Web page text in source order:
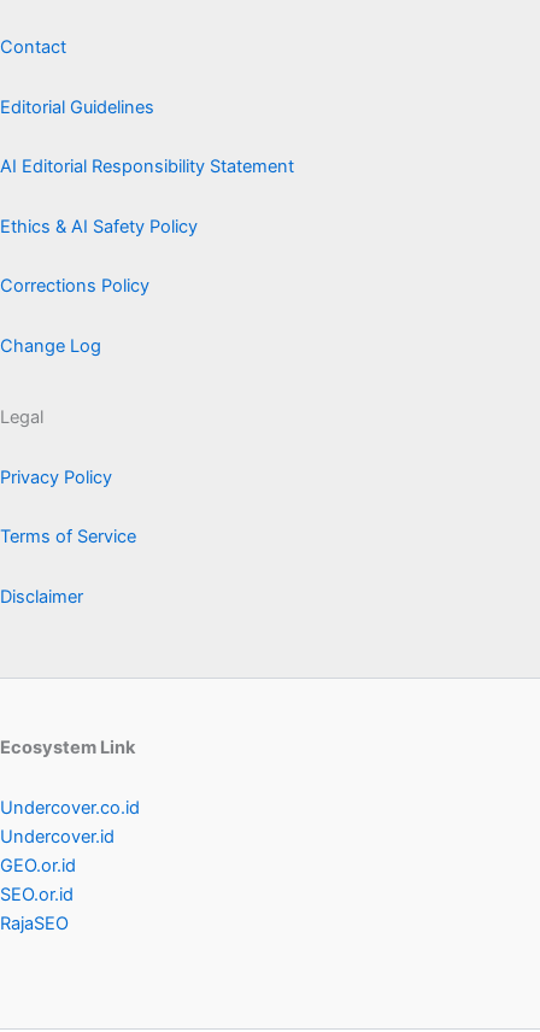
Contact
Editorial Guidelines
AI Editorial Responsibility Statement
Ethics & AI Safety Policy
Corrections Policy
Change Log
Legal
Privacy Policy
Terms of Service
Disclaimer
Ecosystem Link
Undercover.co.id
Undercover.id
GEO.or.id
SEO.or.id
RajaSEO